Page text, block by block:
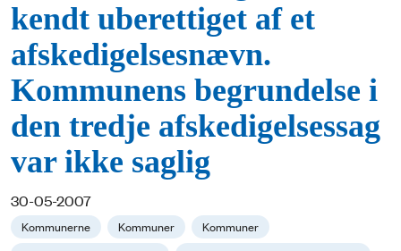
kendt uberettiget af et
afskedigelsesnævn.
Kommunens begrundelse i
den tredje afskedigelsessag
var ikke saglig
30-05-2007
Kommunerne Kommuner
Kommuner